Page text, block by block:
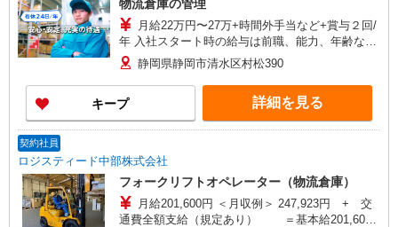
物流倉庫の管理
月給22万円〜27万+時間外手当など+賞与２回/
年 入社スタート時の給与は前職、能力、年齢など
を考慮の上賃金を決定します。 ◆モデル月収◆ 月
収29.3万円 ⇒ 入社翌年/チームリーダー 月収
31.0万円 ⇒ 入社5年目/チームリーダー 月収
32.8万円 ⇒ 入社7年目/主任・係長 ※時間外
20H/月の場合、諸手当込み ◆モデル年収◆ 年収
469.5万円 ⇒ 入社5年目/チームリーダー 年収
504.2万円 ⇒ 入社7年目/主任・係長 ※時間外
20H/月の場合、諸手当込み
静岡県静岡市清水区村松390
キープ 詳細を見る
契約社員
ロジスティード中部株式会社
フォークリフトオペレーター（物流倉庫）
月給201,600円 ＜月収例＞ 247,923円 + 交
通費全額支給（規定あり） ＝基本給201,600